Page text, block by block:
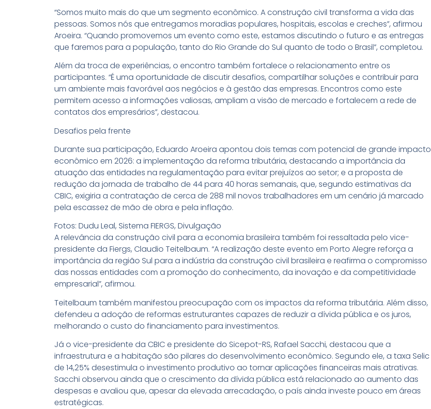
“Somos muito mais do que um segmento econômico. A construção civil transforma a vida das
pessoas. Somos nós que entregamos moradias populares, hospitais, escolas e creches”, afirmou
Aroeira. “Quando promovemos um evento como este, estamos discutindo o futuro e as entregas
que faremos para a população, tanto do Rio Grande do Sul quanto de todo o Brasil”, completou.
Além da troca de experiências, o encontro também fortalece o relacionamento entre os
participantes. “É uma oportunidade de discutir desafios, compartilhar soluções e contribuir para
um ambiente mais favorável aos negócios e à gestão das empresas. Encontros como este
permitem acesso a informações valiosas, ampliam a visão de mercado e fortalecem a rede de
contatos dos empresários”, destacou.
Desafios pela frente
Durante sua participação, Eduardo Aroeira apontou dois temas com potencial de grande impacto
econômico em 2026: a implementação da reforma tributária, destacando a importância da
atuação das entidades na regulamentação para evitar prejuízos ao setor; e a proposta de
redução da jornada de trabalho de 44 para 40 horas semanais, que, segundo estimativas da
CBIC, exigiria a contratação de cerca de 288 mil novos trabalhadores em um cenário já marcado
pela escassez de mão de obra e pela inflação.
Fotos: Dudu Leal, Sistema FIERGS, Divulgação
A relevância da construção civil para a economia brasileira também foi ressaltada pelo vice-
presidente da Fiergs, Claudio Teitelbaum. “A realização deste evento em Porto Alegre reforça a
importância da região Sul para a indústria da construção civil brasileira e reafirma o compromisso
das nossas entidades com a promoção do conhecimento, da inovação e da competitividade
empresarial”, afirmou.
Teitelbaum também manifestou preocupação com os impactos da reforma tributária. Além disso,
defendeu a adoção de reformas estruturantes capazes de reduzir a dívida pública e os juros,
melhorando o custo do financiamento para investimentos.
Já o vice-presidente da CBIC e presidente do Sicepot-RS, Rafael Sacchi, destacou que a
infraestrutura e a habitação são pilares do desenvolvimento econômico. Segundo ele, a taxa Selic
de 14,25% desestimula o investimento produtivo ao tornar aplicações financeiras mais atrativas.
Sacchi observou ainda que o crescimento da dívida pública está relacionado ao aumento das
despesas e avaliou que, apesar da elevada arrecadação, o país ainda investe pouco em áreas
estratégicas.